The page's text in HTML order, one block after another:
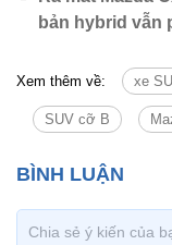
bản hybrid vẫn
Xem thêm về: xe
SUV cỡ B